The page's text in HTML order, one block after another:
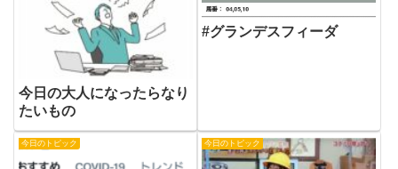
今日の大人になったらなり
たいもの
#グランデスフィーダ
今日のトピック 今日のトピック